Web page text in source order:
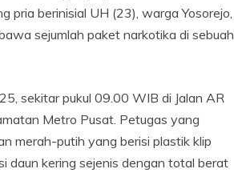
pria berinisial UH (23), warga Yosorejo,
sejumlah paket narkotika di sebuah
sekitar pukul 09.00 WIB di Jalan AR
Metro Pusat. Petugas yang
merah-putih yang berisi plastik klip
daun kering sejenis dengan total berat